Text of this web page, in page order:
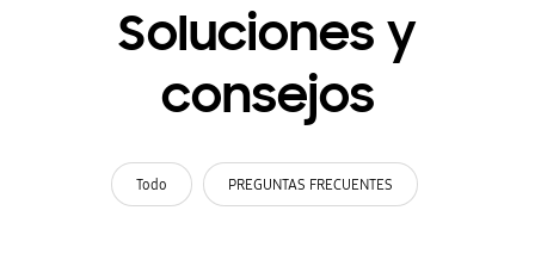
Soluciones y
consejos
Todo PREGUNTAS FRECUENTES